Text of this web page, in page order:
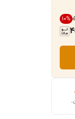
10%